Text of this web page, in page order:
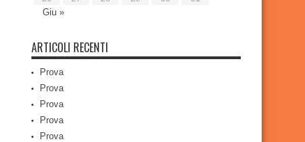
Giu »
ARTICOLI RECENTI
Prova
Prova
Prova
Prova
Prova